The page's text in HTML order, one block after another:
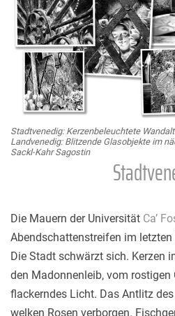
Stadtvenedig: Kerzenbeleuchtete
Landvenedig: Blitzende Glasobjekte im
Sackl-Kahr Sagostin
Die Mauern der Universität Ca’
Abendschattenstreifen im
Die Stadt schwärzt sich. Kerzen
den Madonnenleib, vom rostigen
flackerndes Licht. Das Antlitz
welken Rosen verborgen.